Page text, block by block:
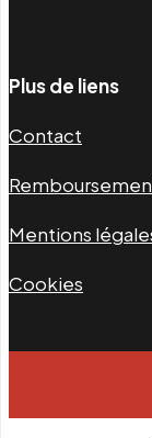
Plus de liens
Contact
Mentions
Cookies